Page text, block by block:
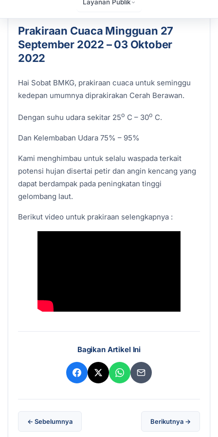
Layanan Publik
Prakiraan Cuaca Mingguan 27
September 2022 – 03 Oktober
2022
Hai Sobat BMKG, prakiraan cuaca untuk seminggu
kedepan umumnya diprakirakan Cerah Berawan.
Dengan suhu udara sekitar 25o C – 30o C.
Dan Kelembaban Udara 75% – 95%
Kami menghimbau untuk selalu waspada terkait
potensi hujan disertai petir dan angin kencang yang
dapat berdampak pada peningkatan tinggi
gelombang laut.
Berikut video untuk prakiraan selengkapnya :
Bagikan Artikel Ini
← Sebelumnya Berikutnya →